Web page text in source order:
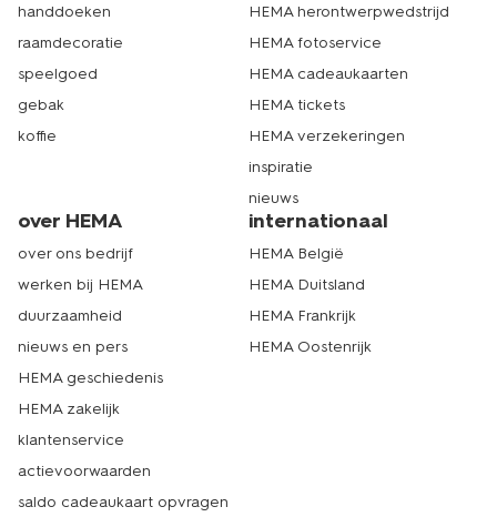
handdoeken
raamdecoratie
speelgoed
gebak
koffie
HEMA herontwerpwedstrijd
HEMA fotoservice
HEMA cadeaukaarten
HEMA tickets
HEMA verzekeringen
inspiratie
nieuws
over HEMA
over ons bedrijf
werken bij HEMA
duurzaamheid
nieuws en pers
HEMA geschiedenis
HEMA zakelijk
klantenservice
actievoorwaarden
saldo cadeaukaart opvragen
internationaal
HEMA België
HEMA Duitsland
HEMA Frankrijk
HEMA Oostenrijk